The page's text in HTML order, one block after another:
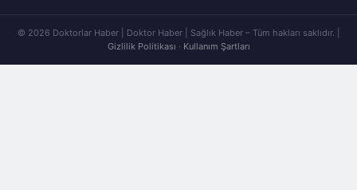
© 2026 Doktorlar Haber | Doktor Haber | Sağlık Haber – Tüm hakları saklıdır. |
Gizlilik Politikası · Kullanım Şartları